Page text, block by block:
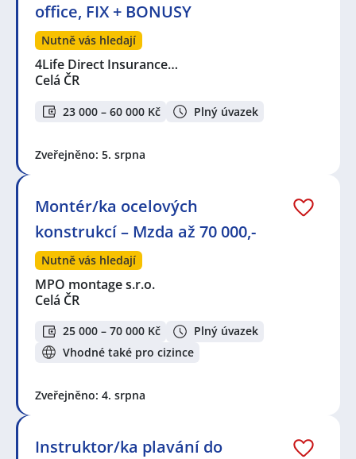
office, FIX + BONUSY
Nutně vás hledají
4Life Direct Insurance…
Celá ČR
23 000 – 60 000 Kč Plný úvazek
Zveřejněno: 5. srpna
Montér/ka ocelových
konstrukcí – Mzda až 70 000,-
Nutně vás hledají
MPO montage s.r.o.
Celá ČR
25 000 – 70 000 Kč
Plný úvazek
Vhodné také pro cizince
Zveřejněno: 4. srpna
Instruktor/ka plavání do